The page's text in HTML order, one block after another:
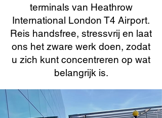
terminals van Heathrow
International London T4 Airport.
Reis handsfree, stressvrij en laat
ons het zware werk doen, zodat
u zich kunt concentreren op wat
belangrijk is.